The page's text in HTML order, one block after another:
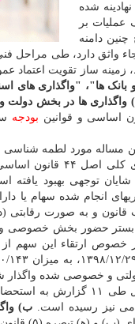
شده
بر
دامنه
واثق دارد، طی مراحل
زمینه ساز تقویت اعتماد
ها"، "واگذاری های
واگذاری ها در بخش دولت
بودجه
دولت یازدهم این مساله
صورت پذیرفت. بطوریکه
به ۱۰۰ درصد رسید. - واگذاری­های
و به صورت
بستر حضور بخش خصوصی
جلب مشارکت در واگذاری­ها» را در سال
مبلغ ۲۴۰/۳۵ میلیارد ریال سهام
نیز رسیده است. ب)